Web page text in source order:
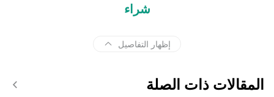
شراء
إظهار التفاصيل
المقالات ذات الصلة